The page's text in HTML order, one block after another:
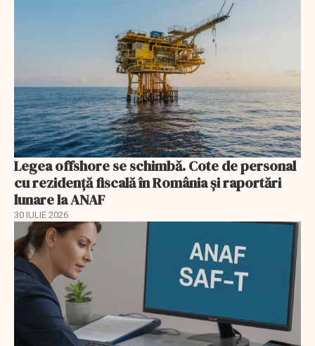
Legea offshore se schimbă. Cote de personal
cu rezidență fiscală în România și raportări
lunare la ANAF
30 IULIE 2026